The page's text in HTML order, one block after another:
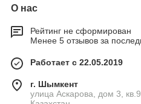
О нас
Рейтинг не сформирован
Менее 5 отзывов за
Работает с 22.05.2019
г. Шымкент
улица Аскарова, дом 3,